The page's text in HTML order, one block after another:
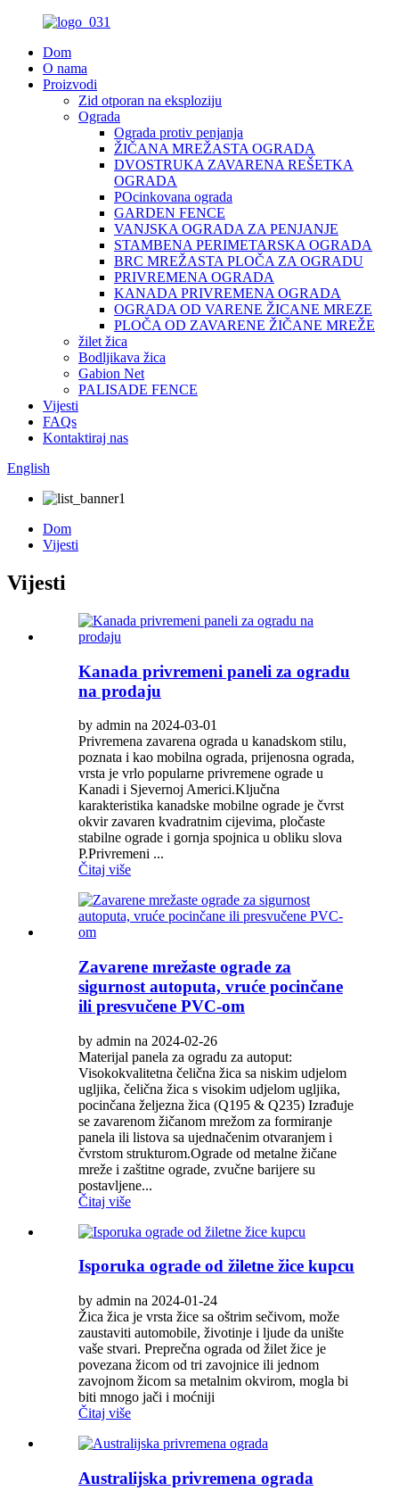
Dom
O nama
Proizvodi
Zid otporan na eksploziju
Ograda
Ograda protiv penjanja
ŽIČANA MREŽASTA OGRADA
DVOSTRUKA ZAVARENA REŠETKA
OGRADA
POcinkovana ograda
GARDEN FENCE
VANJSKA OGRADA ZA PENJANJE
STAMBENA PERIMETARSKA OGRADA
BRC MREŽASTA PLOČA ZA OGRADU
PRIVREMENA OGRADA
KANADA PRIVREMENA OGRADA
OGRADA OD VARENE ŽICANE MREZE
PLOČA OD ZAVARENE ŽIČANE MREŽE
žilet žica
Bodljikava žica
Gabion Net
PALISADE FENCE
Vijesti
FAQs
Kontaktiraj nas
English
Dom
Vijesti
Vijesti
Kanada privremeni paneli za ogradu
na prodaju
by admin na 2024-03-01
Privremena zavarena ograda u kanadskom stilu,
poznata i kao mobilna ograda, prijenosna ograda,
vrsta je vrlo popularne privremene ograde u
Kanadi i Sjevernoj Americi.Ključna
karakteristika kanadske mobilne ograde je čvrst
okvir zavaren kvadratnim cijevima, pločaste
stabilne ograde i gornja spojnica u obliku slova
P.Privremeni ...
Čitaj više
Zavarene mrežaste ograde za
sigurnost autoputa, vruće pocinčane
ili presvučene PVC-om
by admin na 2024-02-26
Materijal panela za ogradu za autoput:
Visokokvalitetna čelična žica sa niskim udjelom
ugljika, čelična žica s visokim udjelom ugljika,
pocinčana željezna žica (Q195 & Q235) Izrađuje
se zavarenom žičanom mrežom za formiranje
panela ili listova sa ujednačenim otvaranjem i
čvrstom strukturom.Ograde od metalne žičane
mreže i zaštitne ograde, zvučne barijere su
postavljene...
Čitaj više
Isporuka ograde od žiletne žice kupcu
by admin na 2024-01-24
Žica žica je vrsta žice sa oštrim sečivom, može
zaustaviti automobile, životinje i ljude da unište
vaše stvari. Preprečna ograda od žilet žice je
povezana žicom od tri zavojnice ili jednom
zavojnom žicom sa metalnim okvirom, mogla bi
biti mnogo jači i moćniji
Čitaj više
Australijska privremena ograda